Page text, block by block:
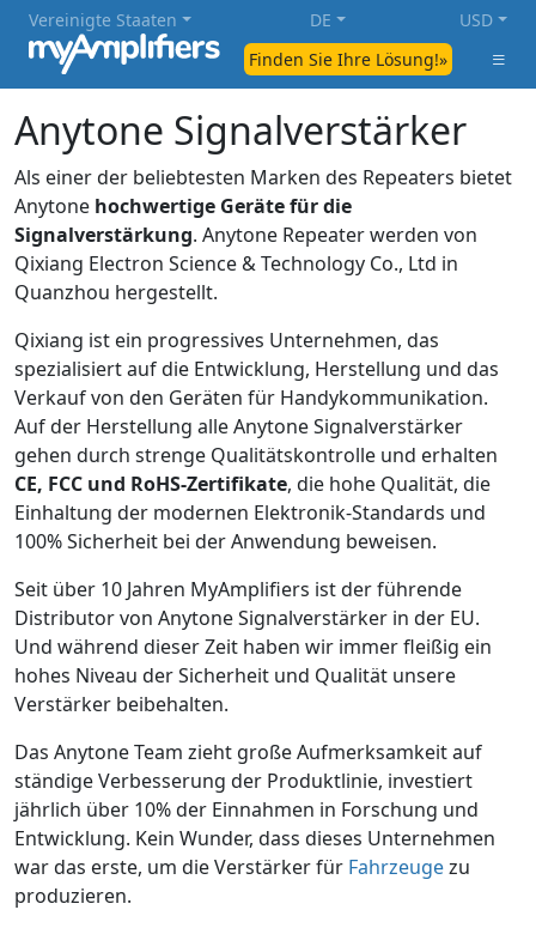
Finden Sie Ihre Lösung!»
Vereinigte Staaten DE USD
Anytone Signalverstärker
Als einer der beliebtesten Marken des Repeaters bietet
Anytone hochwertige Geräte für die
Signalverstärkung. Anytone Repeater werden von
Qixiang Electron Science & Technology Co., Ltd in
Quanzhou hergestellt.
Qixiang ist ein progressives Unternehmen, das
spezialisiert auf die Entwicklung, Herstellung und das
Verkauf von den Geräten für Handykommunikation.
Auf der Herstellung alle Anytone Signalverstärker
gehen durch strenge Qualitätskontrolle und erhalten
CE, FCC und RoHS-Zertifikate, die hohe Qualität, die
Einhaltung der modernen Elektronik-Standards und
100% Sicherheit bei der Anwendung beweisen.
Seit über 10 Jahren MyAmplifiers ist der führende
Distributor von Anytone Signalverstärker in der EU.
Und während dieser Zeit haben wir immer fleißig ein
hohes Niveau der Sicherheit und Qualität unsere
Verstärker beibehalten.
Das Anytone Team zieht große Aufmerksamkeit auf
ständige Verbesserung der Produktlinie, investiert
jährlich über 10% der Einnahmen in Forschung und
Entwicklung. Kein Wunder, dass dieses Unternehmen
war das erste, um die Verstärker für Fahrzeugezu
produzieren.